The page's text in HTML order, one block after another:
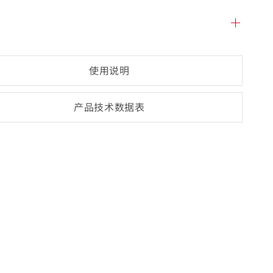
使用说明
产品技术数据表
(opens
PDF-